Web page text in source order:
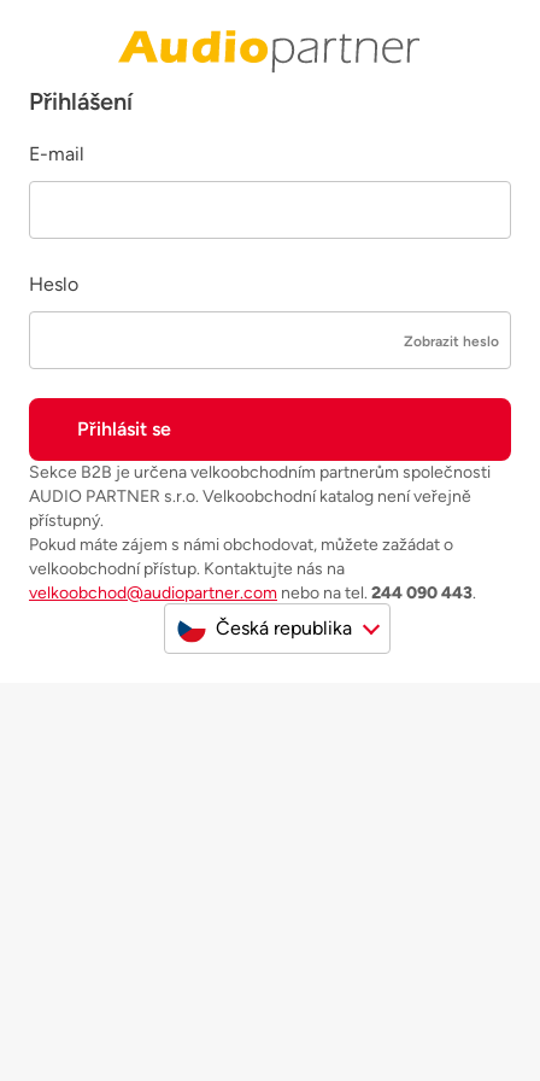
Přihlášení
E-mail
Heslo
Zobrazit heslo
Sekce B2B je určena velkoobchodním partnerům společnosti
AUDIO PARTNER s.r.o. Velkoobchodní katalog není veřejně
přístupný.
Pokud máte zájem s námi obchodovat, můžete zažádat o
velkoobchodní přístup. Kontaktujte nás na
velkoobchod@audiopartner.com nebo na tel. 244 090 443.
Česká republika